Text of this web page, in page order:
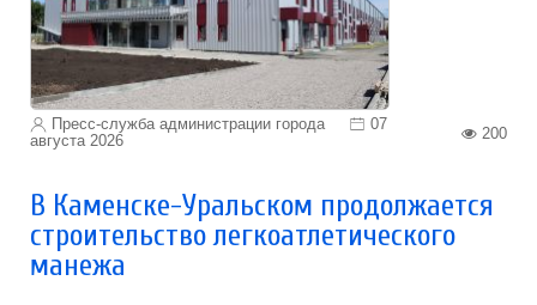
Пресс-служба администрации города
07
августа 2026
200
В Каменске-Уральском продолжается
строительство легкоатлетического
манежа